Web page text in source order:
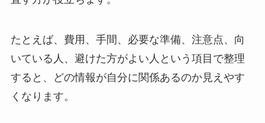
たとえば、費用、手間、必要な準備、注意点、向
いている人、避けた方がよい人という項目で整理
すると、どの情報が自分に関係あるのか見えやす
くなります。